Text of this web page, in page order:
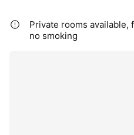
Private rooms available,
no smoking